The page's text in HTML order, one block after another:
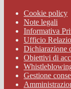
Cookie policy
Note legali
Informativa
Ufficio
Dichiarazione
Obiettivi di
Gestione